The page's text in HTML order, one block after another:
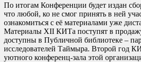
По итогам Конференции будет издан
что любой, ко не смог принять в ней
ознакомиться с её материалами уже
Материалы XII КИТа поступят в
доступны в Публичной библиотеке –
исследователей Таймыра. Второй год
уютного конференц-зала этой